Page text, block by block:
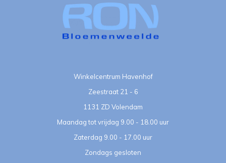
Winkelcentrum Havenhof
Zeestraat 21 - 6
1131 ZD Volendam
Maandag tot vrijdag 9.00 - 18.00 uur
Zaterdag 9.00 - 17.00 uur
Zondags gesloten